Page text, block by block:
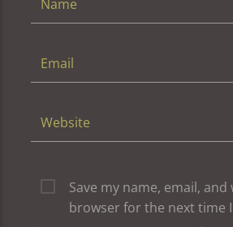
Save my name, email,
browser for the next time